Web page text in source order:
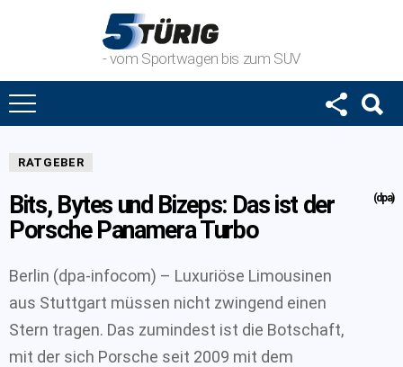
- vom Sportwagen bis zum SUV
RATGEBER
Bits, Bytes und Bizeps: Das ist der
Porsche Panamera Turbo
(dpa)
Berlin (dpa-infocom) – Luxuriöse Limousinen
aus Stuttgart müssen nicht zwingend einen
Stern tragen. Das zumindest ist die Botschaft,
mit der sich Porsche seit 2009 mit dem